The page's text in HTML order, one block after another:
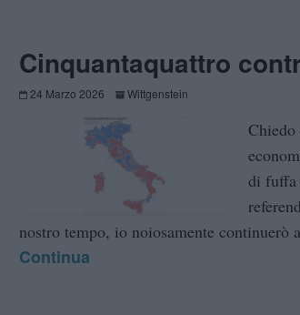
Cinquantaquattro
24 Marzo 2026 Wittgenstein
di fuffa
nostro tempo, io noiosamente continuerò
Continua